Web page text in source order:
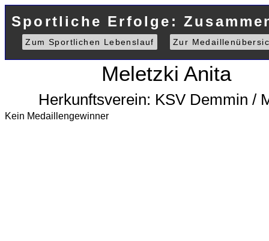
Sportliche Erfolge:
Zum Sportlichen Lebenslauf Zur
Meletzki Anita
Herkunftsverein: KSV Demmin /
Kein Medaillengewinner